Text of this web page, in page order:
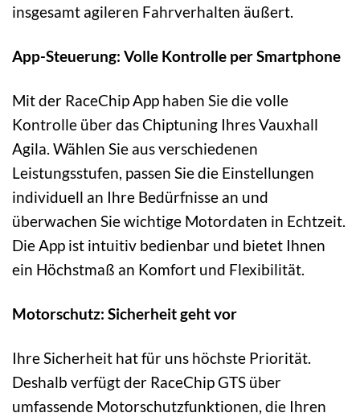
insgesamt agileren Fahrverhalten äußert.
App-Steuerung: Volle Kontrolle per Smartphone
Mit der RaceChip App haben Sie die volle
Kontrolle über das Chiptuning Ihres Vauxhall
Agila. Wählen Sie aus verschiedenen
Leistungsstufen, passen Sie die Einstellungen
individuell an Ihre Bedürfnisse an und
überwachen Sie wichtige Motordaten in Echtzeit.
Die App ist intuitiv bedienbar und bietet Ihnen
ein Höchstmaß an Komfort und Flexibilität.
Motorschutz: Sicherheit geht vor
Ihre Sicherheit hat für uns höchste Priorität.
Deshalb verfügt der RaceChip GTS über
umfassende Motorschutzfunktionen, die Ihren